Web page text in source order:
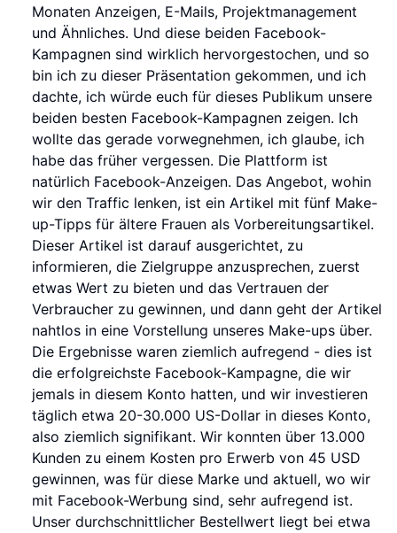
Monaten Anzeigen, E-Mails, Projektmanagement
und Ähnliches. Und diese beiden Facebook-
Kampagnen sind wirklich hervorgestochen, und so
bin ich zu dieser Präsentation gekommen, und ich
dachte, ich würde euch für dieses Publikum unsere
beiden besten Facebook-Kampagnen zeigen. Ich
wollte das gerade vorwegnehmen, ich glaube, ich
habe das früher vergessen. Die Plattform ist
natürlich Facebook-Anzeigen. Das Angebot, wohin
wir den Traffic lenken, ist ein Artikel mit fünf Make-
up-Tipps für ältere Frauen als Vorbereitungsartikel.
Dieser Artikel ist darauf ausgerichtet, zu
informieren, die Zielgruppe anzusprechen, zuerst
etwas Wert zu bieten und das Vertrauen der
Verbraucher zu gewinnen, und dann geht der Artikel
nahtlos in eine Vorstellung unseres Make-ups über.
Die Ergebnisse waren ziemlich aufregend - dies ist
die erfolgreichste Facebook-Kampagne, die wir
jemals in diesem Konto hatten, und wir investieren
täglich etwa 20-30.000 US-Dollar in dieses Konto,
also ziemlich signifikant. Wir konnten über 13.000
Kunden zu einem Kosten pro Erwerb von 45 USD
gewinnen, was für diese Marke und aktuell, wo wir
mit Facebook-Werbung sind, sehr aufregend ist.
Unser durchschnittlicher Bestellwert liegt bei etwa